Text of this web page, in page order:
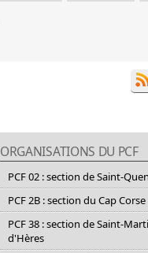
ORGANISATIONS DU PCF
PCF 02 : section de Saint-
PCF 2B : section du Cap Corse
PCF 38 : section de Saint-
d'Hères